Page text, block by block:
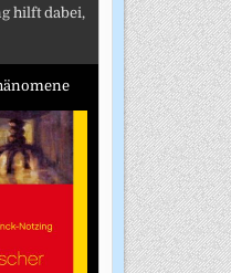
hilft dabei,